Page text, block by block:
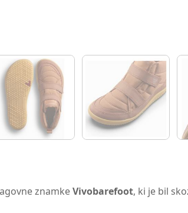
znamkeVivobarefoot, ki je bil